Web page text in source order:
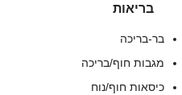
בריאות
בר-בריכה
מגבות חוף/בריכה
כיסאות חוף/נוח